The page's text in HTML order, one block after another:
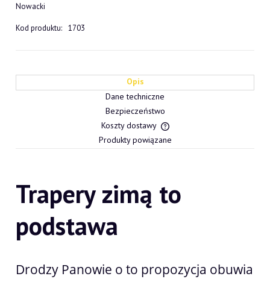
Nowacki
Kod produktu: 1703
Opis
Dane techniczne
Bezpieczeństwo
Koszty dostawy
Produkty powiązane
Trapery zimą to
podstawa
Drodzy Panowie o to propozycja obuwia